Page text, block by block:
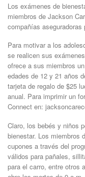
Los exámenes de
miembros de Jackson
compañías aseguradoras
Para motivar a los
se realicen sus
ofrece a sus miembros
edades de 12 y 21 años
tarjeta de regalo de $25
anual. Para imprimir un
Connect en:
Claro, los bebés y niños
bienestar. Los miembros
cupones a través del
válidos para pañales,
para el carro, entre otros